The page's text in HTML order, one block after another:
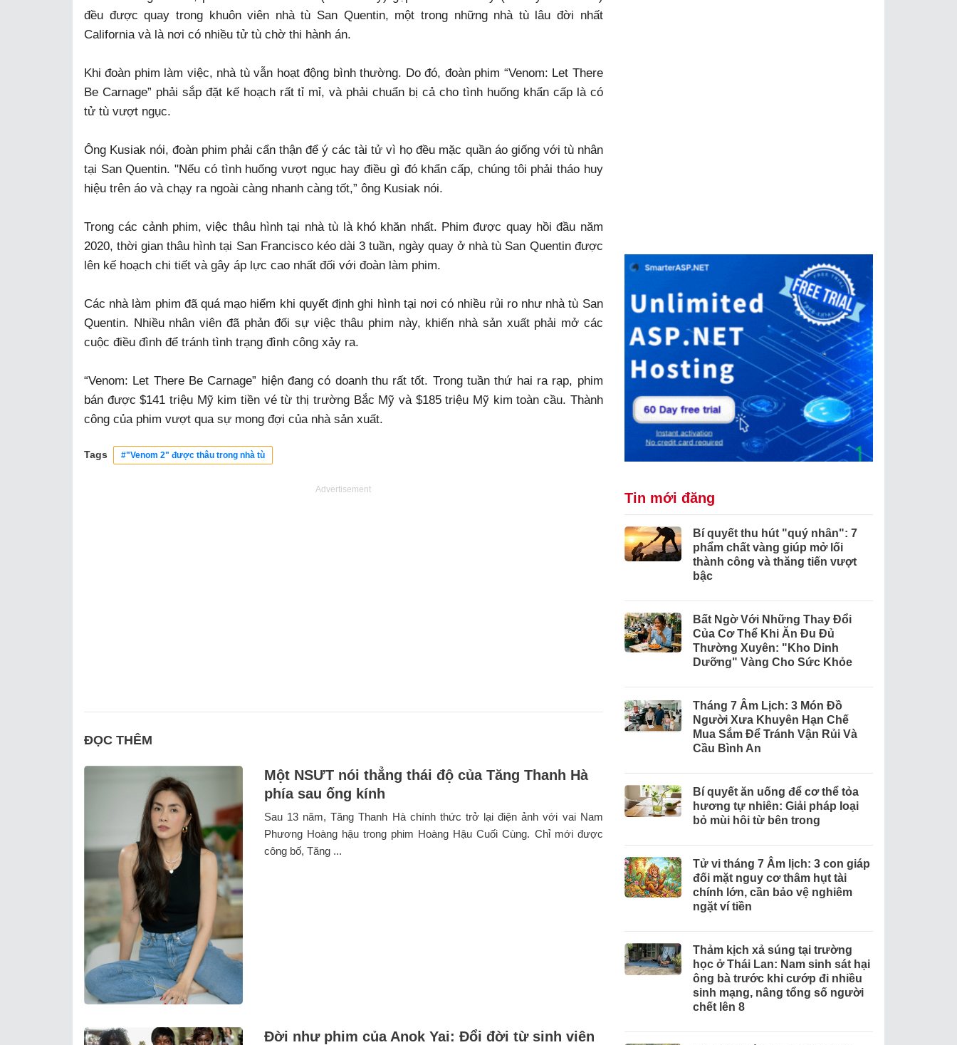
đều được quay trong khuôn viên nhà tù San Quentin, một trong những nhà tù lâu đời nhất
California và là nơi có nhiều tử tù chờ thi hành án.
Khi đoàn phim làm việc, nhà tù vẫn hoạt động bình thường. Do đó, đoàn phim “Venom: Let There
Be Carnage” phải sắp đặt kế hoạch rất tỉ mỉ, và phải chuẩn bị cả cho tình huống khẩn cấp là có
tử tù vượt ngục.
Ông Kusiak nói, đoàn phim phải cẩn thận để ý các tài tử vì họ đều mặc quần áo giống với tù nhân
tại San Quentin. "Nếu có tình huống vượt ngục hay điều gì đó khẩn cấp, chúng tôi phải tháo huy
hiệu trên áo và chạy ra ngoài càng nhanh càng tốt,” ông Kusiak nói.
Trong các cảnh phim, việc thâu hình tại nhà tù là khó khăn nhất. Phim được quay hồi đầu năm
2020, thời gian thâu hình tại San Francisco kéo dài 3 tuần, ngày quay ở nhà tù San Quentin được
lên kế hoạch chi tiết và gây áp lực cao nhất đối với đoàn làm phim.
Các nhà làm phim đã quá mạo hiểm khi quyết định ghi hình tại nơi có nhiều rủi ro như nhà tù San
Quentin. Nhiều nhân viên đã phản đối sự việc thâu phim này, khiến nhà sản xuất phải mở các
cuộc điều đình để tránh tình trạng đình công xảy ra.
“Venom: Let There Be Carnage” hiện đang có doanh thu rất tốt. Trong tuần thứ hai ra rạp, phim
bán được $141 triệu Mỹ kim tiền vé từ thị trường Bắc Mỹ và $185 triệu Mỹ kim toàn cầu. Thành
công của phim vượt qua sự mong đợi của nhà sản xuất.
Tags #"Venom 2" được thâu trong nhà tù
Advertisement
ĐỌC THÊM
Một NSƯT nói thẳng thái độ của Tăng Thanh Hà
phía sau ống kính
Sau 13 năm, Tăng Thanh Hà chính thức trở lại điện ảnh với vai Nam
Phương Hoàng hậu trong phim Hoàng Hậu Cuối Cùng. Chỉ mới được
công bố, Tăng ...
Đời như phim của Anok Yai: Đổi đời từ sinh viên
Tin mới đăng
Bí quyết thu hút "quý nhân": 7
phẩm chất vàng giúp mở lối
thành công và thăng tiến vượt
bậc
Bất Ngờ Với Những Thay Đổi
Của Cơ Thể Khi Ăn Đu Đủ
Thường Xuyên: "Kho Dinh
Dưỡng" Vàng Cho Sức Khỏe
Tháng 7 Âm Lịch: 3 Món Đồ
Người Xưa Khuyên Hạn Chế
Mua Sắm Để Tránh Vận Rủi Và
Cầu Bình An
Bí quyết ăn uống để cơ thể tỏa
hương tự nhiên: Giải pháp loại
bỏ mùi hôi từ bên trong
Tử vi tháng 7 Âm lịch: 3 con giáp
đối mặt nguy cơ thâm hụt tài
chính lớn, cần bảo vệ nghiêm
ngặt ví tiền
Thảm kịch xả súng tại trường
học ở Thái Lan: Nam sinh sát hại
ông bà trước khi cướp đi nhiều
sinh mạng, nâng tổng số người
chết lên 8